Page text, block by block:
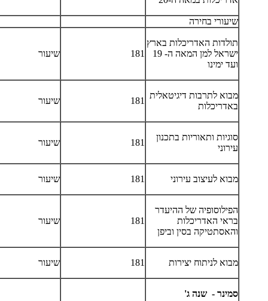
שיעורי בחירה
תולדות האדריכלות בארץ
ישראל למן המאה ה- 19
ועד ימינו
181 שיעור
מבוא לתרבות דיגיטאלית
באדריכלות
181 שיעור
סוגיות ותאוריות בתכנון
עירוני
181 שיעור
מבוא לעיצוב עירוני 181 שיעור
הפילוסופיה של ההיעדר
בראי האדריכלות
והאסתטיקה בסין וביפן
181 שיעור
מבוא לניתוח יצירות 181 שיעור
סמינר - שנה ג'